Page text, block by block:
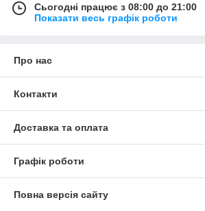
Сьогодні працює з 08:00 до 21:00
Показати весь графік роботи
Про нас
Контакти
Доставка та оплата
Графік роботи
Повна версія сайту